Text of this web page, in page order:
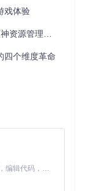
戏体验
效率提升60%
四个维度革命
Claude Code 的开源替代方案。连接任意大模型，编辑代码，运行命令，自动验证 — 全自动执行。用 Rust 构建，极致性能。 ｜ An open-source alternative to Claude Code. Connect any LLM, edit code, run commands, and verify changes — autonomously. Built in Rust for speed. Get Started